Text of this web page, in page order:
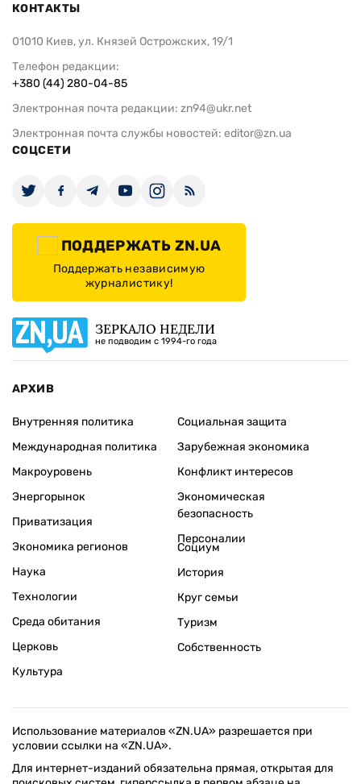
КОНТАКТЫ
01010 Киев, ул. Князей Острожских, 19/1
Телефон редакции:
+380 (44) 280-04-85
Электронная почта редакции: zn94@ukr.net
Электронная почта службы новостей: editor@zn.ua
СОЦСЕТИ
ПОДДЕРЖАТЬ ZN.UA
Поддержать независимую
журналистику!
ЗЕРКАЛО НЕДЕЛИ
не подводим с 1994-го года
АРХИВ
Внутренняя политика
Международная политика
Макроуровень
Энергорынок
Приватизация
Экономика регионов
Социальная защита
Зарубежная экономика
Конфликт интересов
Экономическая
безопасность
Персоналии
Наука
Технологии
Среда обитания
Церковь
Культура
Социум
История
Круг семьи
Туризм
Собственность
Использование материалов «ZN.UA» разрешается при
условии ссылки на «ZN.UA».
Для интернет-изданий обязательна прямая, открытая для